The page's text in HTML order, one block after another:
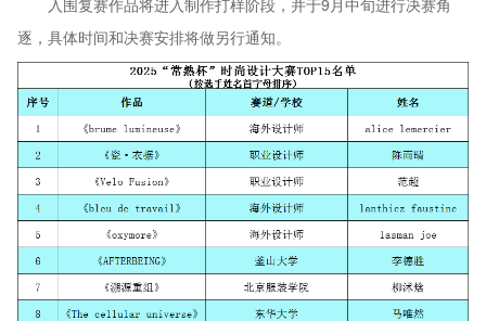
入围复赛作品将进入制作打样阶段，并于9月中旬进行决赛角
逐，具体时间和决赛安排将做另行通知。